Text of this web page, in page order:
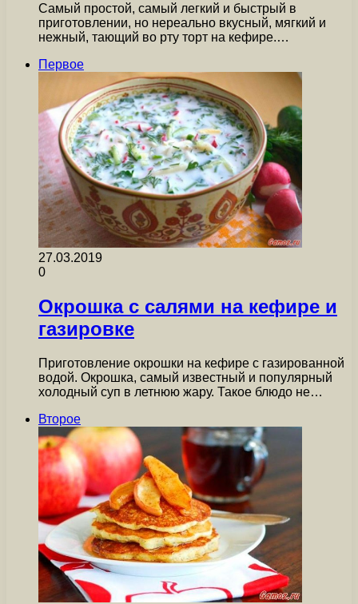
Самый простой, самый легкий и быстрый в
приготовлении, но нереально вкусный, мягкий и
нежный, тающий во рту торт на кефире.…
Первое
27.03.2019
0
Окрошка с салями на кефире и
газировке
Приготовление окрошки на кефире с газированной
водой. Окрошка, самый известный и популярный
холодный суп в летнюю жару. Такое блюдо не…
Второе